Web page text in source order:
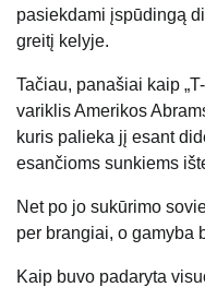
pasiekdami įspūdingą
greitį kelyje.
Tačiau, panašiai kaip
variklis Amerikos
kuris palieka jį esant
esančioms sunkiems
Net po jo sukūrimo
per brangiai, o gamyba
Kaip buvo padaryta